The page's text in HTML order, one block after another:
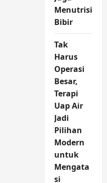
Menutrisi
Bibir
Tak
Harus
Operasi
Besar,
Terapi
Uap Air
Jadi
Pilihan
Modern
untuk
Mengata
si